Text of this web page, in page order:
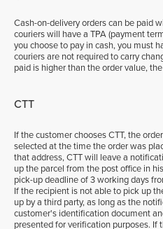
Cash-on-delivery orders can be paid
couriers will have a TPA (payment
you choose to pay in cash, you must
couriers are not required to carry
paid is higher than the order value,
CTT
If the customer chooses CTT, the
selected at the time the order was
that address, CTT will leave a
up the parcel from the post office in
pick-up deadline of 3 working days
If the recipient is not able to pick up
up by a third party, as long as the
customer's identification document
presented for verification purposes. If